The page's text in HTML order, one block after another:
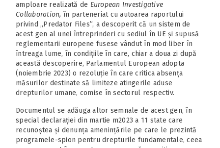
amploare realizată de European Investigative
Collaboration, în parteneriat cu autoarea raportului
privind „Predator Files”, a descoperit că un sistem de
acest gen al unei întreprinderi cu sediul în UE și supusă
reglementarii europene fusese vândut în mod liber în
întreaga lume, în condițiile în care, chiar a doua zi după
această descoperire, Parlamentul European adopta
(noiembrie 2023) o rezoluție în care critica absența
măsurilor destinate să limiteze atingerile aduse
drepturilor umane, comise în sectorul respectiv.
Documentul se adăuga altor semnale de acest gen, în
special declarației din martie m2023 a 11 state care
recunoștea și denunța amenințările pe care le prezintă
programele-spion pentru drepturile fundamentale, ceea